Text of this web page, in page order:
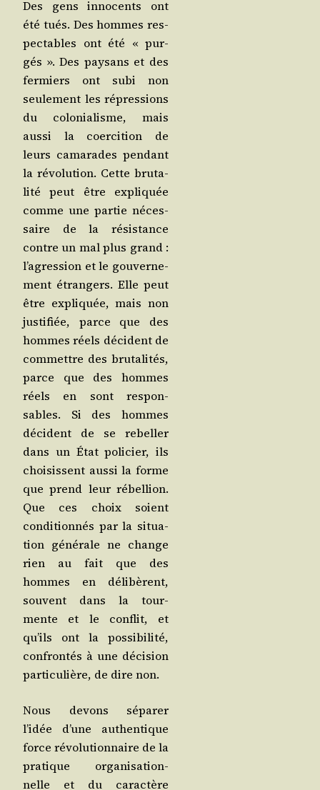
Des gens inno­cents ont
été tués. Des hommes res­
pec­tables ont été « pur­
gés ». Des pay­sans et des
fer­miers ont subi non
seule­ment les répres­sions
du colo­nia­lisme, mais
aus­si la coer­ci­tion de
leurs cama­rades pen­dant
la révo­lu­tion. Cette bru­ta­
li­té peut être expli­quée
comme une par­tie néces­
saire de la résis­tance
contre un mal plus grand :
l’agression et le gou­ver­ne­
ment étran­gers. Elle peut
être expli­quée, mais non
jus­ti­fiée, parce que des
hommes réels décident de
com­mettre des bru­ta­li­tés,
parce que des hommes
réels en sont res­pon­
sables. Si des hommes
décident de se rebel­ler
dans un État poli­cier, ils
choi­sissent aus­si la forme
que prend leur rébel­lion.
Que ces choix soient
condi­tion­nés par la situa­
tion géné­rale ne change
rien au fait que des
hommes en déli­bèrent,
sou­vent dans la tour­
mente et le conflit, et
qu’ils ont la pos­si­bi­li­té,
confron­tés à une déci­sion
par­ti­cu­lière, de dire non.
Nous devons sépa­rer
l’idée d’une authen­tique
force révo­lu­tion­naire de la
pra­tique orga­ni­sa­tion­
nelle et du carac­tère